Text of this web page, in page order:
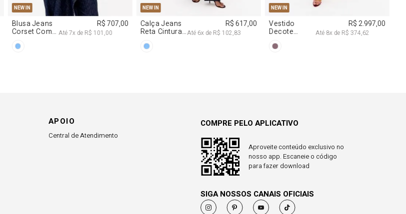
NEW IN
PP G
Blusa Jeans
Corset Com
R$ 707,00
Até7x deR$ 101,00
NEW IN
34 38 40
Calça Jeans
Reta Cintura
R$ 617,00
Até6x deR$ 102,83
NEW IN
PP
Vestido
Decote
Brilhos
R$ 2.997,00
Até 8x deR$ 374,62
APOIO
Central de Atendimento
COMPRE PELO APLICATIVO
Aproveite conteúdo exclusivo no
nosso app. Escaneie o código
para fazer download
SIGA NOSSOS CANAIS OFICIAIS